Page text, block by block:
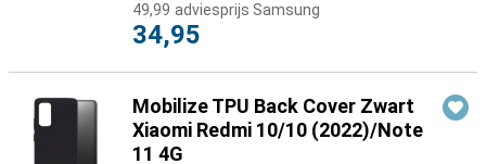
49,99 adviesprijs Samsung
34,95
Mobilize TPU Back Cover Zwart
Xiaomi Redmi 10/10 (2022)/Note
11 4G